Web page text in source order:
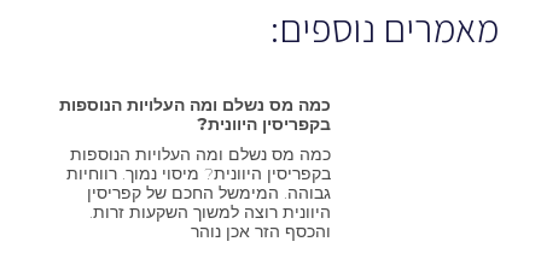
מאמרים נוספים:
כמה מס נשלם ומה העלויות הנוספות
בקפריסין היוונית?
כמה מס נשלם ומה העלויות הנוספות
בקפריסין היוונית? מיסוי נמוך. רווחיות
גבוהה. המימשל החכם של קפריסין
היוונית רוצה למשוך השקעות זרות.
והכסף הזר אכן נוהר